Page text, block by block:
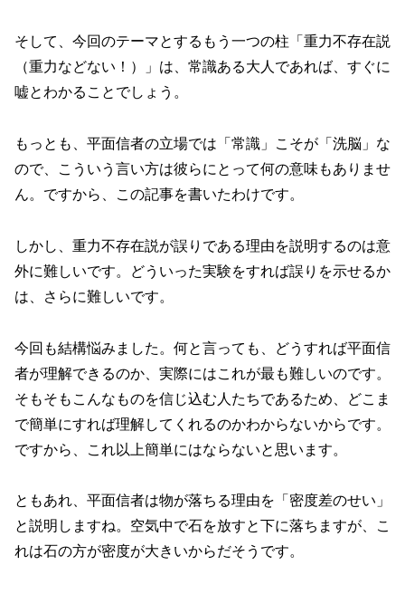
そして、今回のテーマとするもう一つの柱「重力不存在説
（重力などない！）」は、常識ある大人であれば、すぐに
嘘とわかることでしょう。
もっとも、平面信者の立場では「常識」こそが「洗脳」な
ので、こういう言い方は彼らにとって何の意味もありませ
ん。ですから、この記事を書いたわけです。
しかし、重力不存在説が誤りである理由を説明するのは意
外に難しいです。どういった実験をすれば誤りを示せるか
は、さらに難しいです。
今回も結構悩みました。何と言っても、どうすれば平面信
者が理解できるのか、実際にはこれが最も難しいのです。
そもそもこんなものを信じ込む人たちであるため、どこま
で簡単にすれば理解してくれるのかわからないからです。
ですから、これ以上簡単にはならないと思います。
ともあれ、平面信者は物が落ちる理由を「密度差のせい」
と説明しますね。空気中で石を放すと下に落ちますが、こ
れは石の方が密度が大きいからだそうです。